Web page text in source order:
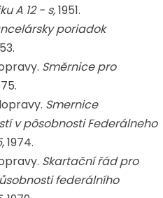
A 12 - s,1951.
poriadok
Směrnice pro
Smernice
v pôsobnosti Federálneho
, 1974.
Skartační řád pro
federálního